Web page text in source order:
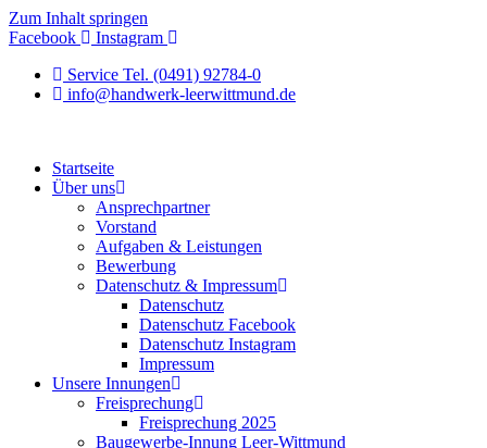
Zum Inhalt springen
Facebook
Instagram
Service Tel. (0491) 92784-0
info@handwerk-leerwittmund.de
Startseite
Über uns
Ansprechpartner
Vorstand
Aufgaben & Leistungen
Bewerbung
Datenschutz & Impressum
Datenschutz
Datenschutz Facebook
Datenschutz Instagram
Impressum
Unsere Innungen
Freisprechung
Freisprechung 2025
Baugewerbe-Innung Leer-Wittmund